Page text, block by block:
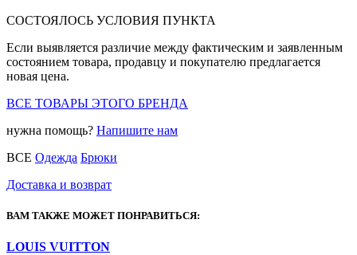
СОСТОЯЛОСЬ УСЛОВИЯ ПУНКТА
Если выявляется различие между фактическим и заявленным
состоянием товара, продавцу и покупателю предлагается
новая цена.
ВСЕ ТОВАРЫ ЭТОГО БРЕНДА
нужна помощь? Напишите нам
ВСЕ Одежда Брюки
Доставка и возврат
ВАМ ТАКЖЕ МОЖЕТ ПОНРАВИТЬСЯ:
LOUIS VUITTON